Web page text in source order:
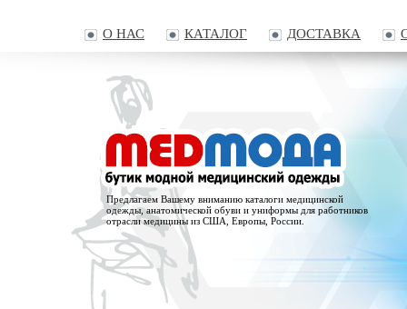
О НАС КАТАЛОГ ДОСТАВКА
Предлагаем Вашему вниманию каталоги медицинской
одежды, анатомической обуви и униформы для работников
отрасли медицины из США, Европы, России.